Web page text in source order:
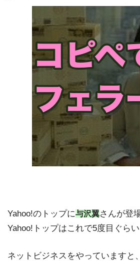
Yahoo!のトップに与沢翼さんが登
Yahoo!トップはこれで5度目ぐらい
ネットビジネスをやっていますと